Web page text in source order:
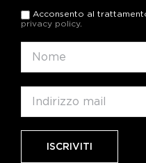
Acconsento al
privacy policy.